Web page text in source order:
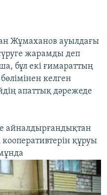
Жұмаханов ауылдағы
жарамды деп
бұл екі ғимараттың
келген
апаттық дәрежеде
айналдырғандықтан
кооперативтерін құруы